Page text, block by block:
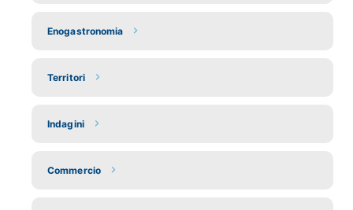
Enogastronomia
Territori
Indagini
Commercio